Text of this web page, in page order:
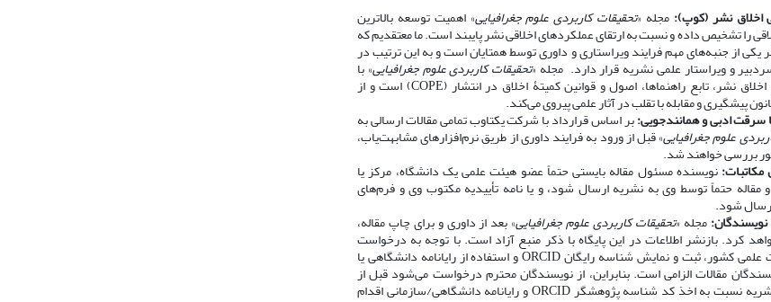
اخلاق نشر (کوپ): مجله «تحقیقات کاربردی علوم جغرافیایی» اهمیت توسعه بالاترین
را تشخیص داده و نسبت به ارتقای عملکردهای اخلاقی نشر پایبند است. ما معتقدیم که
از جنبه‌های مهم فرایند ویراستاری و داوری توسط همتایان است و به این ترتیب در
و ویراستار علمی نشریه قرار دارد. مجله «تحقیقات کاربردی علوم جغرافیایی» با
احترام به قوانین اخلاق نشر، تابع راهنماها، اصول و قوانین کمیتۀ اخلاق در انتشار (COPE) است و از
پیشگیری و مقابله با تقلب در آثار علمی پیروی می‌کند.
سرقت ادبی و همانندجویی:بر اساس قرارداد با شرکت یکتاوب تمامی مقالات ارسالی به
علوم جغرافیایی» قبل از ورود به فرایند داوری از طریق نرم‌افزارهای مشابهت‌یاب،
بررسی خواهند شد.
نویسنده مسئول مقاله بایستی حتماً عضو هیئت علمی یک دانشگاه، مرکز یا
مقاله حتماً توسط وی به نشریه ارسال شود، و یا نامه تأییدیه مکتوب وی و فرم‌های
شود.
نویسندگان:مجله «تحقیقات کاربردی علوم جغرافیایی» بعد از داوری و برای چاپ مقاله،
کرد. بازنشر اطلاعات در این پایگاه با ذکر منبع آزاد است. با توجه به درخواست
کمیسیون نشریات علمی کشور، ثبت و نمایش شناسه رایگان ORCID و استفاده از رایانامه دانشگاهی یا
مقالات الزامی است. بنابراین، از نویسندگان محترم درخواست می‌شود قبل از
ارسال مقاله به نشریه نسبت به اخذ کد شناسه پژوهشگر ORCID و رایانامه دانشگاهی/سازمانی اقدام